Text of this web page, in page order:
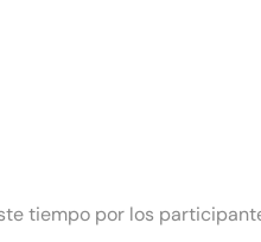
tiempo por los